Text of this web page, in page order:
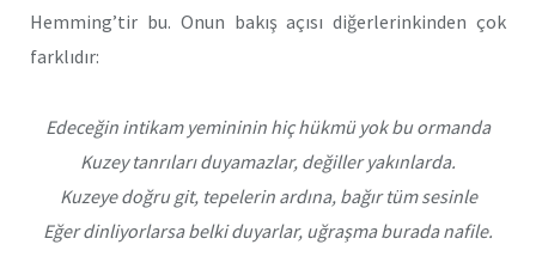
Hemming’tir bu. Onun bakış açısı diğerlerinkinden çok
farklıdır:
Edeceğin intikam yemininin hiç hükmü yok bu ormanda
Kuzey tanrıları duyamazlar, değiller yakınlarda.
Kuzeye doğru git, tepelerin ardına, bağır tüm sesinle
Eğer dinliyorlarsa belki duyarlar, uğraşma burada nafile.